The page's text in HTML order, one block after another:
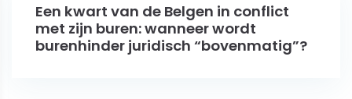
Een kwart van de Belgen in conflict
met zijn buren: wanneer wordt
burenhinder juridisch “bovenmatig”?